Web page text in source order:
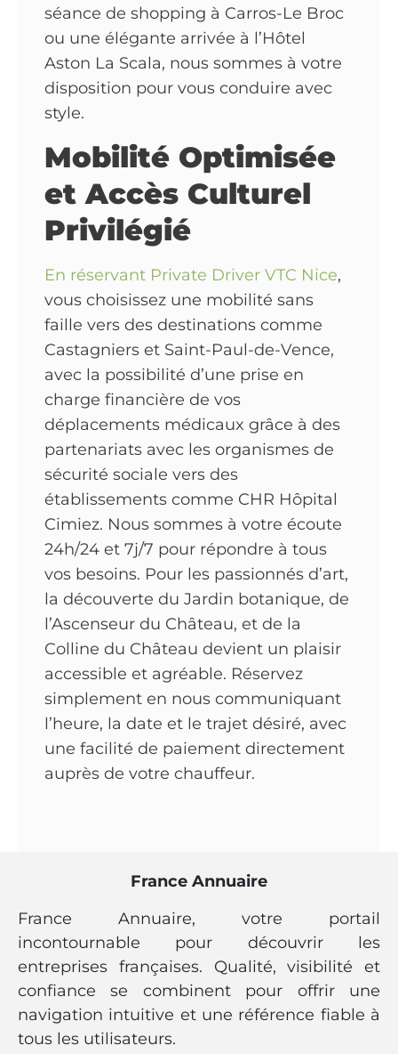
séance de shopping à Carros-Le Broc
ou une élégante arrivée à l’Hôtel
Aston La Scala, nous sommes à votre
disposition pour vous conduire avec
style.
Mobilité Optimisée
et Accès Culturel
Privilégié
En réservant Private Driver VTC Nice,
vous choisissez une mobilité sans
faille vers des destinations comme
Castagniers et Saint-Paul-de-Vence,
avec la possibilité d’une prise en
charge financière de vos
déplacements médicaux grâce à des
partenariats avec les organismes de
sécurité sociale vers des
établissements comme CHR Hôpital
Cimiez. Nous sommes à votre écoute
24h/24 et 7j/7 pour répondre à tous
vos besoins. Pour les passionnés d’art,
la découverte du Jardin botanique, de
l’Ascenseur du Château, et de la
Colline du Château devient un plaisir
accessible et agréable. Réservez
simplement en nous communiquant
l’heure, la date et le trajet désiré, avec
une facilité de paiement directement
auprès de votre chauffeur.
France Annuaire
France Annuaire, votre portail
incontournable pour découvrir les
entreprises françaises. Qualité, visibilité et
confiance se combinent pour offrir une
navigation intuitive et une référence fiable à
tous les utilisateurs.